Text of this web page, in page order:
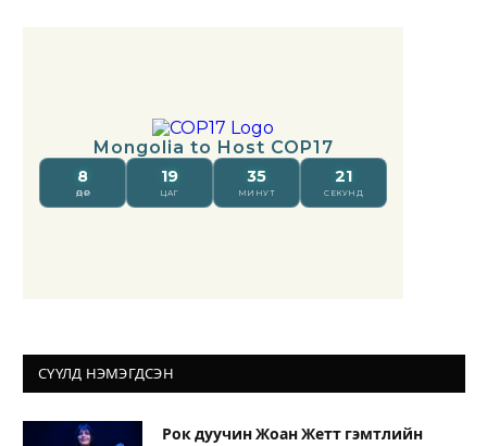
СҮҮЛД НЭМЭГДСЭН
Рок дуучин Жоан Жетт гэмтлийн